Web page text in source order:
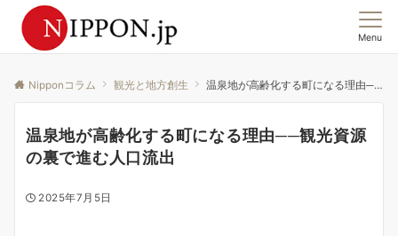
Menu
Nipponコラム 観光と地方創生 温泉地が高齢化する町になる理由──観光資源の裏で進む人口流出
温泉地が高齢化する町になる理由──観光資源
の裏で進む人口流出
2025年7月5日